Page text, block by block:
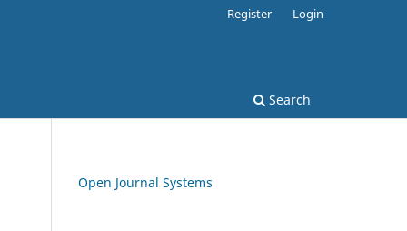
Search
Register Login
Open Journal Systems